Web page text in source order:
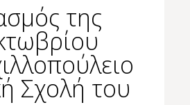
της
Σχολή του